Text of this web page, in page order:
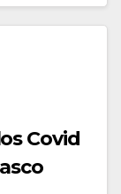
Covid